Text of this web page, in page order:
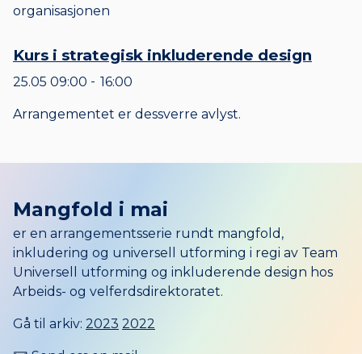
organisasjonen
Kurs i strategisk inkluderende design
25.05 09:00
16:00
Arrangementet er dessverre avlyst.
Mangfold i mai
er en arrangementsserie rundt mangfold,
inkludering og universell utforming i regi av Team
Universell utforming og inkluderende design hos
Arbeids- og velferdsdirektoratet.
Gå til arkiv: 2023 2022